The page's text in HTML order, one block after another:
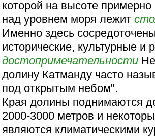
которой на высоте примерно
над уровнем моря лежит
Именно здесь
исторические, культурные и
достопримечательности
долину Катманду часто
под открытым небом".
Края долины поднимаются
2000-3000 метров и
являются климатическими